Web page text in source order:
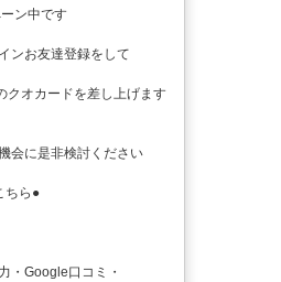
ン中です
ンお友達登録をして
クオカードを差し上げます
会に是非検討ください
ちら●
・Google口コミ・